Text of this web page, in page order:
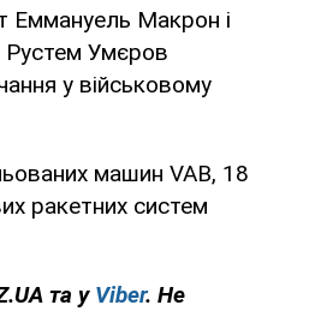
Еммануель Макрон і
Рустем Умєров
у військовому
машин VAB, 18
ракетних систем
та у Viber. Не